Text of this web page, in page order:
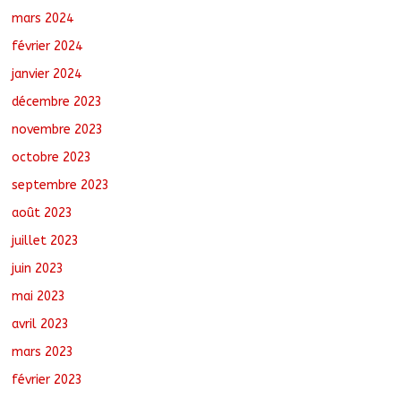
mars 2024
février 2024
janvier 2024
décembre 2023
novembre 2023
octobre 2023
septembre 2023
août 2023
juillet 2023
juin 2023
mai 2023
avril 2023
mars 2023
février 2023